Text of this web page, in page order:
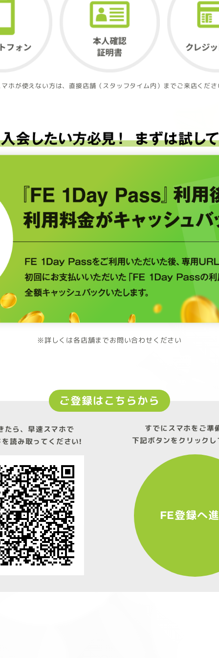
ホが使えない方は、直接店舗（スタッフタイム内）までご来店くださ
※詳しくは各店舗までお問い合わせください
ご登録はこちらから
たら、早速スマホで
読み取ってください!
すでにスマホをご準
下記ボタンをクリック
FE登録へ